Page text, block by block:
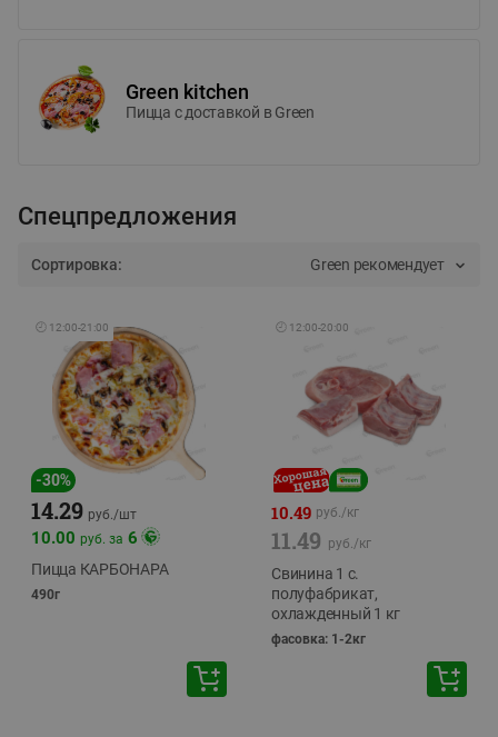
Green kitchen
Пицца c доставкой в Green
Спецпредложения
Сортировка: Green рекомендует
🕘 12:00-21:00
-30%
14.29 руб./шт
10.00 руб. за 6
Пицца КАРБОНАРА
490г
🕘 12:00-20:00
10.49 руб./кг
11.49 руб./кг
Свинина 1 с.
полуфабрикат,
охлажденный 1 кг
фасовка: 1-2кг